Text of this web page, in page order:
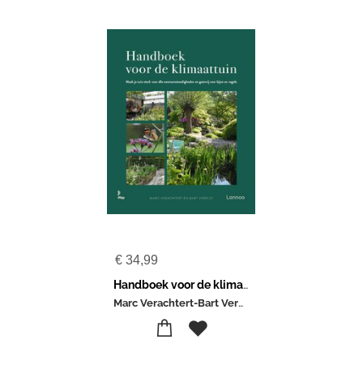
€ 34,99
Handboek voor de klimaattuin
Marc Verachtert-Bart Verelst